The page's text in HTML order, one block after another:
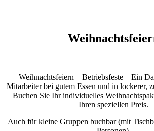
Weihnachtsfeiern – Betriebsfeste – Ein
Mitarbeiter bei gutem Essen und in lockerer,
Buchen Sie Ihr individuelles
Ihren speziellen Preis.
Auch für kleine Gruppen buchbar (mit